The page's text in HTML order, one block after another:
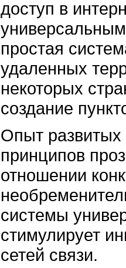
доступ в
простая
удаленных
некоторых
создание
Опыт развитых
принципов
отношении
системы
стимулирует
сетей связи.